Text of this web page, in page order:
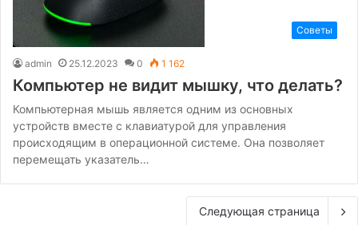
Советы
admin 25.12.2023 0 1 162
Компьютер не видит мышку, что делать?
Компьютерная мышь является одним из основных
устройств вместе с клавиатурой для управления
происходящим в операционной системе. Она позволяет
перемещать указатель…
Следующая страница